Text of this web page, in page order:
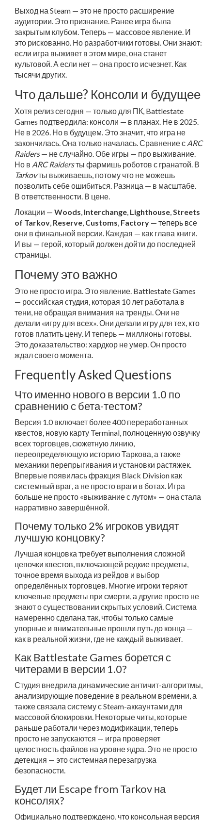
Выход на Steam — это не просто расширение
аудитории. Это признание. Ранее игра была
закрытым клубом. Теперь — массовое явление. И
это рискованно. Но разработчики готовы. Они знают:
если игра выживет в этом мире, она станет
культовой. А если нет — она просто исчезнет. Как
тысячи других.
Что дальше? Консоли и будущее
Хотя релиз сегодня — только для ПК, Battlestate
Games подтвердила: консоли — в планах. Не в 2025.
Не в 2026. Но в будущем. Это значит, что игра не
закончилась. Она только началась. Сравнение с ARC
Raiders— не случайно. Обе игры — про выживание.
Но в ARC Raidersты фармишь роботов с гранатой. В
Tarkovты выживаешь, потому что не можешь
позволить себе ошибиться. Разница — в масштабе.
В ответственности. В цене.
Локации — Woods, Interchange, Lighthouse,Streets
of Tarkov, Reserve, Customs, Factory — теперь все
они в финальной версии. Каждая — как глава книги.
И вы — герой, который должен дойти до последней
страницы.
Почему это важно
Это не просто игра. Это явление. Battlestate Games
— российская студия, которая 10 лет работала в
тени, не обращая внимания на тренды. Они не
делали «игру для всех». Они делали игру для тех, кто
готов платить цену. И теперь — миллионы готовы.
Это доказательство: хардкор не умер. Он просто
ждал своего момента.
Frequently Asked Questions
Что именно нового в версии 1.0 по
сравнению с бета-тестом?
Версия 1.0 включает более 400 переработанных
квестов, новую карту Terminal, полноценную озвучку
всех торговцев, сюжетную линию,
переопределяющую историю Таркова, а также
механики перепрыгивания и установки растяжек.
Впервые появилась фракция Black Division как
системный враг, а не просто враги в ботах. Игра
больше не просто «выживание с лутом» — она стала
нарративно завершённой.
Почему только 2% игроков увидят
лучшую концовку?
Лучшая концовка требует выполнения сложной
цепочки квестов, включающей редкие предметы,
точное время выхода из рейдов и выбор
определённых торговцев. Многие игроки теряют
ключевые предметы при смерти, а другие просто не
знают о существовании скрытых условий. Система
намеренно сделана так, чтобы только самые
упорные и внимательные прошли путь до конца —
как в реальной жизни, где не каждый выживает.
Как Battlestate Games борется с
читерами в версии 1.0?
Студия внедрила динамические античит-алгоритмы,
анализирующие поведение в реальном времени, а
также связала систему с Steam-аккаунтами для
массовой блокировки. Некоторые читы, которые
раньше работали через модификации, теперь
просто не запускаются — игра проверяет
целостность файлов на уровне ядра. Это не просто
детекция — это системная перезагрузка
безопасности.
Будет ли Escape from Tarkov на
консолях?
Официально подтверждено, что консольная версия